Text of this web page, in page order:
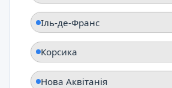
Іль-де-Франс
Корсика
Нова Аквітанія